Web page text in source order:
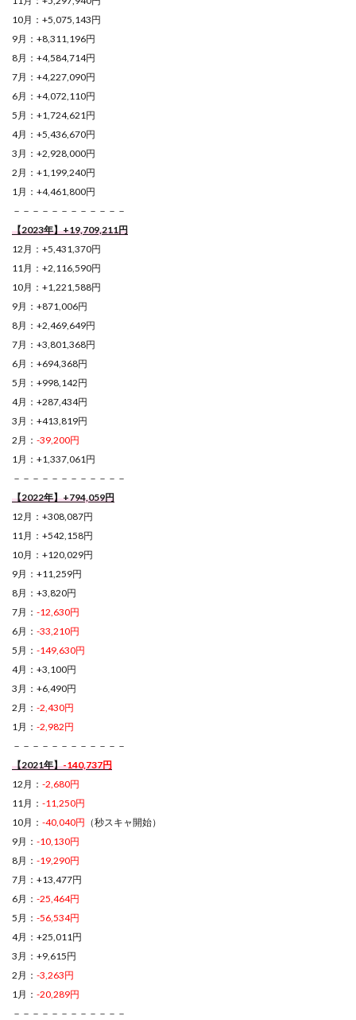
10月：+5,075,143円
9月：+8,311,196円
8月：+4,584,714円
7月：+4,227,090円
6月：+4,072,110円
5月：+1,724,621円
4月：+5,436,670円
3月：+2,928,000円
2月：+1,199,240円
1月：+4,461,800円
－－－－－－－－－－－－
【2023年】+19,709,211円
12月：+5,431,370円
11月：+2,116,590円
10月：+1,221,588円
9月：+871,006円
8月：+2,469,649円
7月：+3,801,368円
6月：+694,368円
5月：+998,142円
4月：+287,434円
3月：+413,819円
2月： -39,200円
1月：+1,337,061円
－－－－－－－－－－－－
【2022年】+794,059円
12月：+308,087円
11月：+542,158円
10月：+120,029円
9月：+11,259円
8月：+3,820円
7月： -12,630円
6月： -33,210円
5月： -149,630円
4月：+3,100円
3月：+6,490円
2月： -2,430円
1月： -2,982円
－－－－－－－－－－－－
【2021年】-140,737円
12月： -2,680円
11月： -11,250円
10月： -40,040円 （秒スキャ開始）
9月： -10,130円
8月： -19,290円
7月：+13,477円
6月： -25,464円
5月： -56,534円
4月：+25,011円
3月：+9,615円
2月： -3,263円
1月： -20,289円
－－－－－－－－－－－－